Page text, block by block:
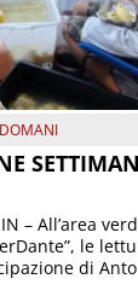
– All’area
le
di